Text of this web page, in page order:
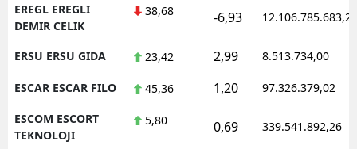
EREGL EREGLI
DEMIR CELIK
38,68 -6,93 12.106.785.683,20
ERSU ERSU GIDA 23,42 2,99 8.513.734,00
ESCAR ESCAR FILO 45,36 1,20 97.326.379,02
ESCOM ESCORT
TEKNOLOJI
5,80 0,69 339.541.892,26